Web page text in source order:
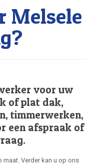
Melsele
voor uw
of plat dak,
timmerwerken,
een afspraak of
Verder kan u op ons